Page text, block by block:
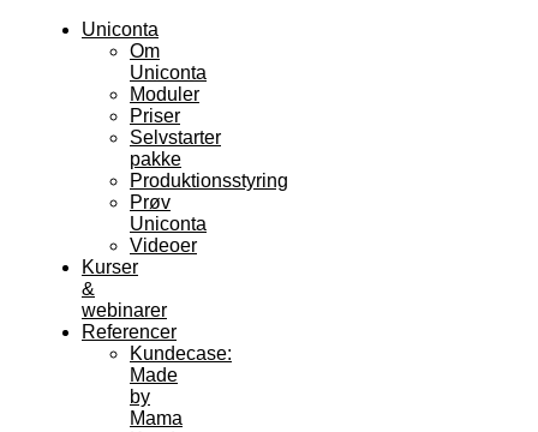
Uniconta
Om
Uniconta
Moduler
Priser
Selvstarter
pakke
Produktionsstyring
Prøv
Uniconta
Videoer
Kurser
&
webinarer
Referencer
Kundecase:
Made
by
Mama